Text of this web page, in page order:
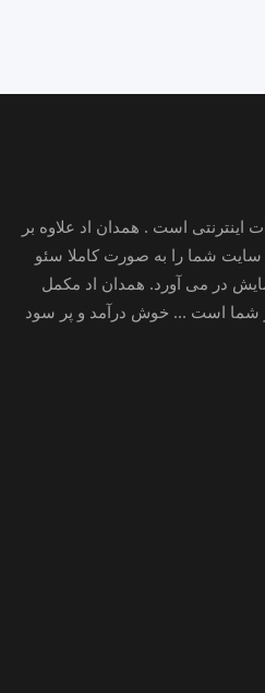
اینترنتی است . همدان اد علاوه بر
سایت شما را به صورت کاملا سئو
در می آورد. همدان اد مکمل
شما است ... خوش درآمد و پر سود